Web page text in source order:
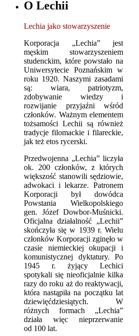
O Lechii
Lechia jako stowarzyszenie
Korporacja „Lechia” jest
męskim stowarzyszeniem
studenckim, które powstało na
Uniwersytecie Poznańskim w
roku 1920. Naszymi zasadami
są: wiara, patriotyzm,
zdobywanie wiedzy i
rozwijanie przyjaźni wśród
członków. Ważnym elementem
tożsamości Lechii są również
tradycje filomackie i filareckie,
jak też etos rycerski.
Przedwojenna „Lechia” liczyła
ok. 200 członków, z których
większość stanowili sędziowie,
adwokaci i lekarze. Patronem
Korporacji był dowódca
Powstania Wielkopolskiego
gen. Józef Dowbor-Muśnicki.
Oficjalna działalność „Lechii”
skończyła się w 1939 r. Wielu
członków Korporacji zginęło w
czasie niemieckiej okupacji i
komunistycznej dyktatury. Po
1945 r. żyjący Lechici
spotykali się nieoficjalnie kilka
razy do roku aż do reaktywacji,
która nastąpiła na początku lat
dziewięćdziesiątych. W
różnych formach „Lechia”
działa więc nieprzerwanie
od 100 lat.